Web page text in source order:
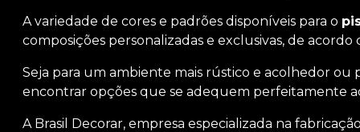
A variedade de cores e padrões disponíveis para o
composições personalizadas e exclusivas, de
Seja para um ambiente mais rústico e acolhedor ou
encontrar opções que se adequem perfeitamente
A Brasil Decorar, empresa especializada na